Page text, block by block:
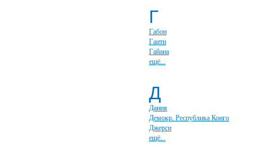
Г
Габон
Гаити
Гайана
ещё...
Д
Дания
Демокр. Республика Конго
Джерси
ещё...